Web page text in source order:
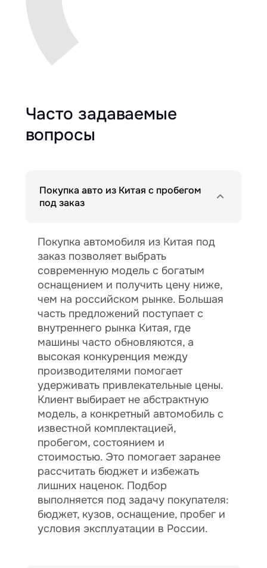
Часто задаваемые
вопросы
Покупка авто из Китая с пробегом
под заказ
Покупка автомобиля из Китая под
заказ позволяет выбрать
современную модель с богатым
оснащением и получить цену ниже,
чем на российском рынке. Большая
часть предложений поступает с
внутреннего рынка Китая, где
машины часто обновляются, а
высокая конкуренция между
производителями помогает
удерживать привлекательные цены.
Клиент выбирает не абстрактную
модель, а конкретный автомобиль с
известной комплектацией,
пробегом, состоянием и
стоимостью. Это помогает заранее
рассчитать бюджет и избежать
лишних наценок. Подбор
выполняется под задачу покупателя:
бюджет, кузов, оснащение, пробег и
условия эксплуатации в России.